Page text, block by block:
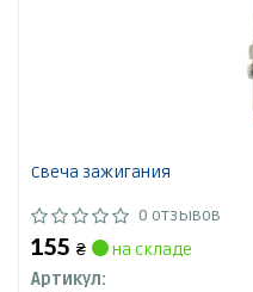
Свеча зажигания
0 отзывов
155 ₴
на складе
Артикул: